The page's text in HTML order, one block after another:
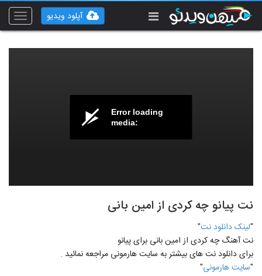
Toggle
آپلود ویدیو
Error loading
media:
نت پیانو چه کردی از امین بانی
"لينک دانلود نت"
نت آهنگ چه کردی از امین بانی برای پيانو
برای دانلود نت های بيشتر به سايت هارمونی مراجعه نمائيد .
"سايت هارمونی"